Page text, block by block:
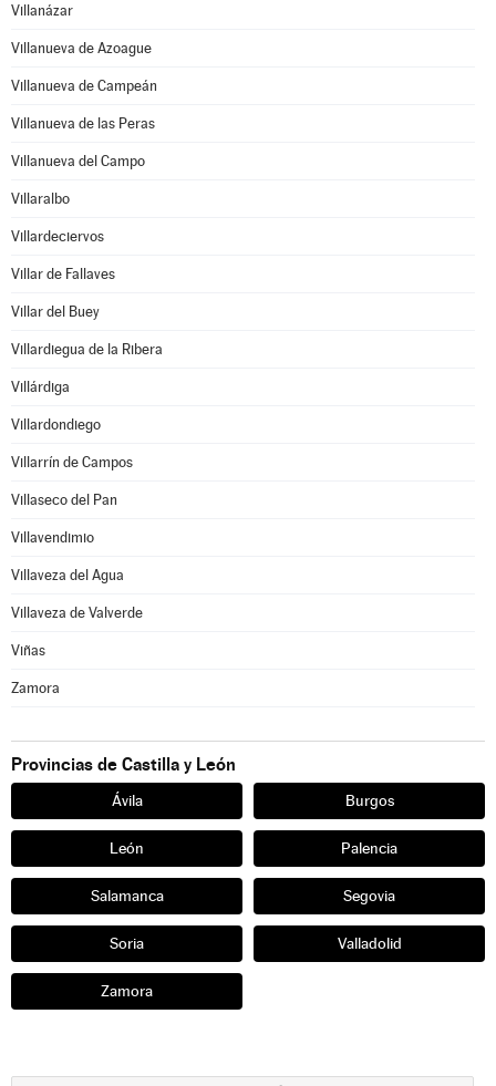
Villanázar
Villanueva de Azoague
Villanueva de Campeán
Villanueva de las Peras
Villanueva del Campo
Villaralbo
Villardeciervos
Villar de Fallaves
Villar del Buey
Villardiegua de la Ribera
Villárdiga
Villardondiego
Villarrín de Campos
Villaseco del Pan
Villavendimio
Villaveza del Agua
Villaveza de Valverde
Viñas
Zamora
Provincias de Castilla y León
Ávila Burgos
León Palencia
Salamanca Segovia
Soria Valladolid
Zamora